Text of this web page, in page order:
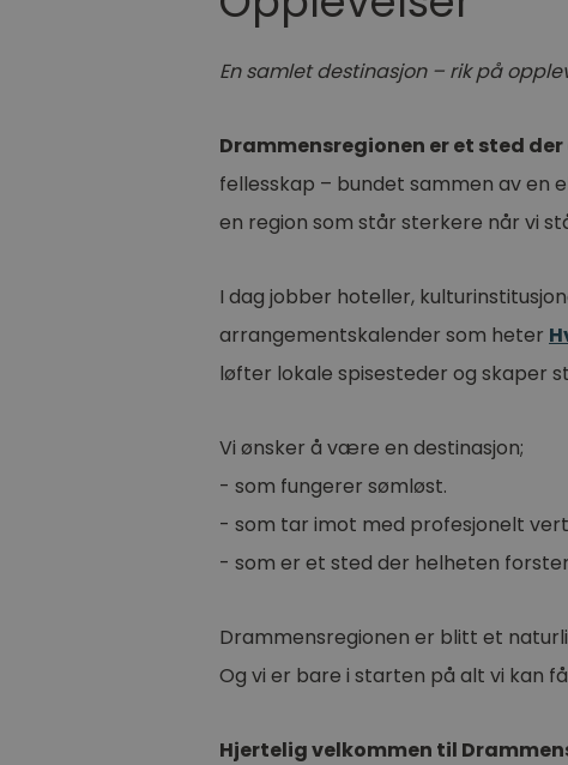
En samlet destinasjon – rik på
Drammensregionen er et sted
fellesskap – bundet sammen av en
en region som står sterkere når vi
I dag jobber hoteller,
arrangementskalender som heter
løfter lokale spisesteder og skaper
Vi ønsker å være en destinasjon;
- som fungerer sømløst.
- som tar imot med profesjonelt
- som er et sted der helheten
Drammensregionen er blitt et
Og vi er bare i starten på alt vi kan
Hjertelig velkommen til